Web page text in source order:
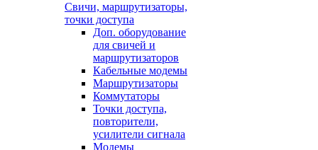
Свичи, маршрутизаторы,
точки доступа
Доп. оборудование
для свичей и
маршрутизаторов
Кабельные модемы
Маршрутизаторы
Коммутаторы
Точки доступа,
повторители,
усилители сигнала
Модемы